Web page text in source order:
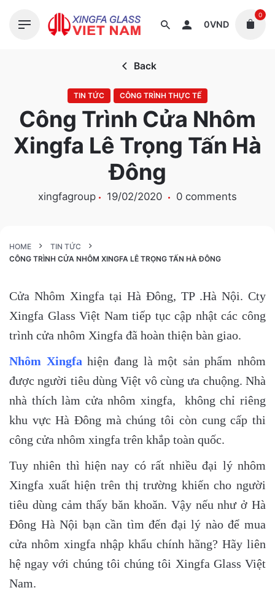
0VND
0
Back
TIN TỨC CÔNG TRÌNH THỰC TẾ
Công Trình Cửa Nhôm
Xingfa Lê Trọng Tấn Hà
Đông
xingfagroup 19/02/2020 0 comments
HOME
TIN TỨC
CÔNG TRÌNH CỬA NHÔM XINGFA LÊ TRỌNG TẤN HÀ ĐÔNG
Cửa Nhôm Xingfa tại Hà Đông, TP .Hà Nội. Cty
Xingfa Glass Việt Nam tiếp tục cập nhật các công
trình cửa nhôm Xingfa đã hoàn thiện bàn giao.
Nhôm Xingfa hiện đang là một sản phẩm nhôm
được người tiêu dùng Việt vô cùng ưa chuộng. Nhà
nhà thích làm cửa nhôm xingfa, không chỉ riêng
khu vực Hà Đông mà chúng tôi còn cung cấp thi
công cửa nhôm xingfa trên khắp toàn quốc.
Tuy nhiên thì hiện nay có rất nhiều đại lý nhôm
Xingfa xuất hiện trên thị trường khiến cho người
tiêu dùng cảm thấy băn khoăn. Vậy nếu như ở Hà
Đông Hà Nội bạn cần tìm đến đại lý nào để mua
cửa nhôm xingfa nhập khẩu chính hãng? Hãy liên
hệ ngay với chúng tôi chúng tôi Xingfa Glass Việt
Nam.